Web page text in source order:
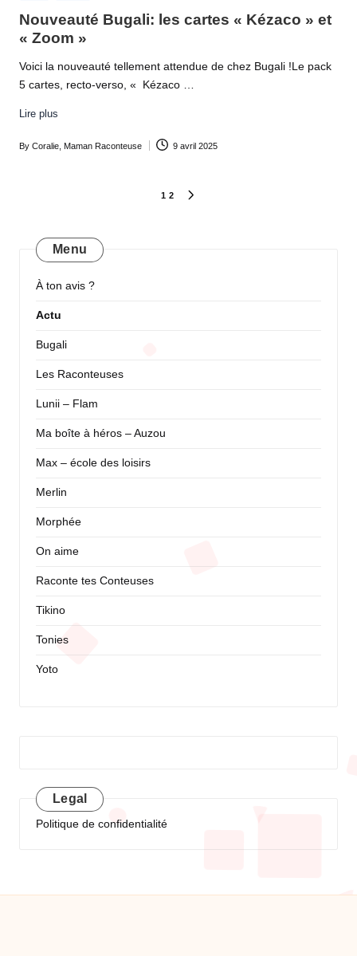
Nouveauté Bugali: les cartes « Kézaco » et
« Zoom »
Voici la nouveauté tellement attendue de chez Bugali !Le pack
5 cartes, recto-verso, « Kézaco …
Lire plus
Posted
By Coralie, Maman Raconteuse 9 avril 2025
publications
1 2
Menu
À ton avis ?
Actu
Bugali
Les Raconteuses
Lunii – Flam
Ma boîte à héros – Auzou
Max – école des loisirs
Merlin
Morphée
On aime
Raconte tes Conteuses
Tikino
Tonies
Yoto
Legal
Politique de confidentialité